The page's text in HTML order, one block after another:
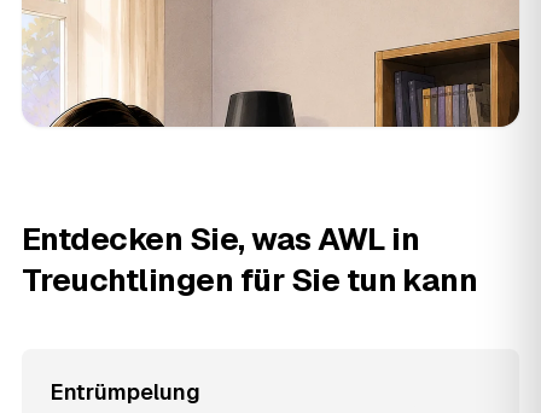
Entdecken Sie, was AWL in
Treuchtlingen für Sie tun kann
Entrümpelung